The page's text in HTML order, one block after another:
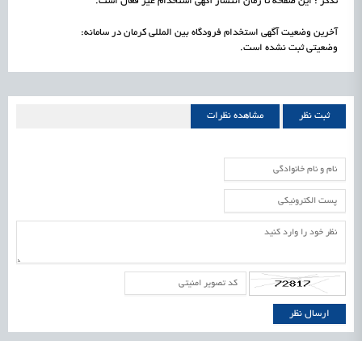
آخرین وضعیت آگهی استخدام فرودگاه بین المللی کرمان در سامانه:
وضعیتی ثبت نشده است.
ثبت نظر مشاهده نظرات